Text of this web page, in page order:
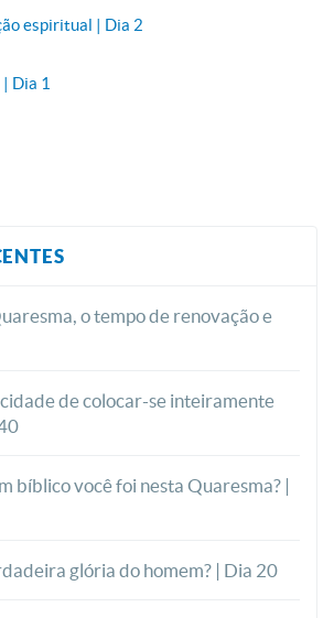
espiritual | Dia 2
Dia 1
o tempo de renovação e
de colocar-se inteiramente
bíblico você foi nesta Quaresma? |
glória do homem? | Dia 20